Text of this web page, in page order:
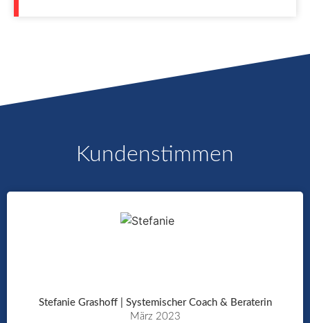
Kundenstimmen
Stefanie Grashoff | Systemischer Coach & Beraterin
März 2023